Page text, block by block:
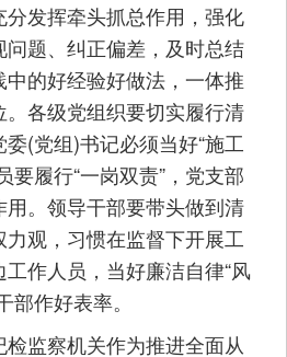
发挥牵头抓总作用，强化
题、纠正偏差，及时总结
的好经验好做法，一体推
各级党组织要切实履行清
(党组)书记必须当好“施工
要履行“一岗双责”，党支部
。领导干部要带头做到清
观，习惯在监督下开展工
作人员，当好廉洁自律“风
部作好表率。
监察机关作为推进全面从